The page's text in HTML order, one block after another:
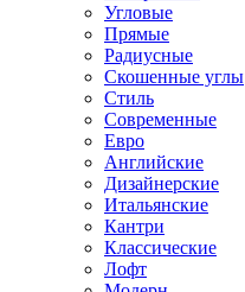
Угловые
Прямые
Радиусные
Скошенные углы
Стиль
Современные
Евро
Английские
Дизайнерские
Итальянские
Кантри
Классические
Лофт